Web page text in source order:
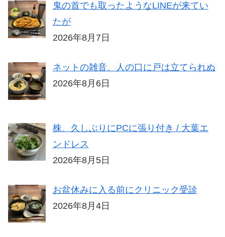
鬼の首でも取ったようなLINEが来てい
たが
2026年8月7日
ネットの雑音、人の口に戸は立てられぬ
2026年8月6日
株、久しぶりにPCに張り付き / 大葉エ
ンドレス
2026年8月5日
お盆休みに入る前にクリニック受診
2026年8月4日